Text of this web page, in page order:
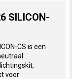
SILICON-
CS is een
voor